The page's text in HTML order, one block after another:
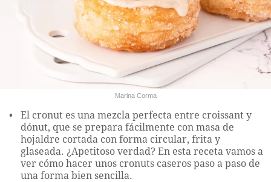
Marina Corma
El cronut es una mezcla perfecta entre croissant y
dónut, que se prepara fácilmente con masa de
hojaldre cortada con forma circular, frita y
glaseada. ¿Apetitoso verdad? En esta receta vamos a
ver cómo hacer unos cronuts caseros paso a paso de
una forma bien sencilla.